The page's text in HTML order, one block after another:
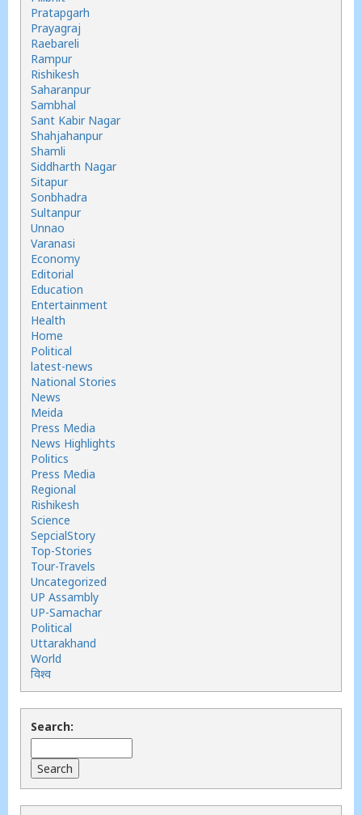
Pratapgarh
Prayagraj
Raebareli
Rampur
Rishikesh
Saharanpur
Sambhal
Sant Kabir Nagar
Shahjahanpur
Shamli
Siddharth Nagar
Sitapur
Sonbhadra
Sultanpur
Unnao
Varanasi
Economy
Editorial
Education
Entertainment
Health
Home
Political
latest-news
National Stories
News
Meida
Press Media
News Highlights
Politics
Press Media
Regional
Rishikesh
Science
SepcialStory
Top-Stories
Tour-Travels
Uncategorized
UP Assambly
UP-Samachar
Political
Uttarakhand
World
विश्व
Search: